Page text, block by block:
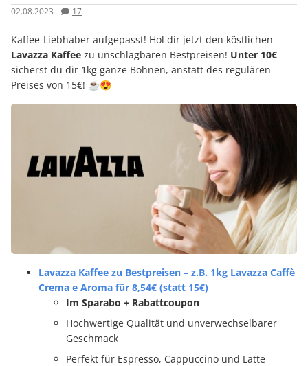
02.08.2023 17
Kaffee-Liebhaber aufgepasst! Hol dir jetzt den köstlichen
Lavazza Kaffee zu unschlagbaren Bestpreisen! Unter 10€
sicherst du dir 1kg ganze Bohnen, anstatt des regulären
Preises von 15€! ☕😍
Lavazza Kaffee zu Bestpreisen – z.B. 1kg Lavazza Caffè
Crema e Aroma für 8,54€ (statt 15€)
Im Sparabo + Rabattcoupon
Hochwertige Qualität und unverwechselbarer
Geschmack
Perfekt für Espresso, Cappuccino und Latte